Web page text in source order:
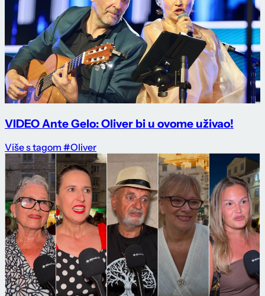
VIDEO Ante Gelo: Oliver bi u ovome uživao!
Više s tagom #Oliver